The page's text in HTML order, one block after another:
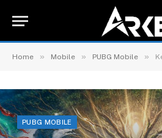
Home » Mobile » PUBG Mobile »
PUBG MOBILE